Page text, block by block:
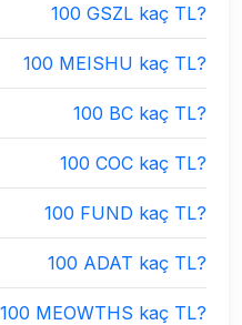
100 GSZL kaç TL?
100 MEISHU kaç TL?
100 BC kaç TL?
100 COC kaç TL?
100 FUND kaç TL?
100 ADAT kaç TL?
100 MEOWTHS kaç TL?